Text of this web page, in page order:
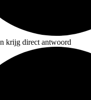
krijg direct antwoord